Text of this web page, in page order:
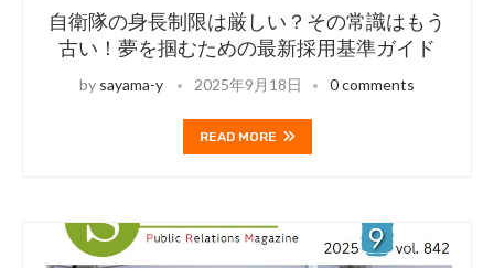
自衛隊の身長制限は厳しい？その常識はもう
古い！夢を掴むための最新採用基準ガイド
by sayama-y 2025年9月18日 0 comments
READ MORE